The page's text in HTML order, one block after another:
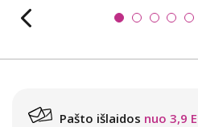
Pašto išlaidos nuo 3,9